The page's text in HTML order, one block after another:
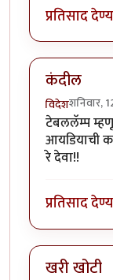
प्रतिसाद
कंदील
विदेशशनिवार,
टेबललॅम्प
आयडियाची
रे देवा!!
प्रतिसाद
खरी खोटी